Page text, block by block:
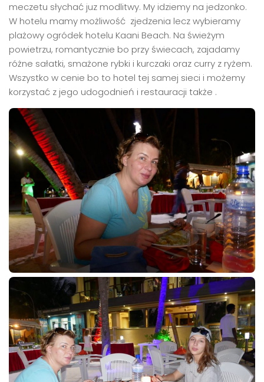
meczetu słychać juz modlitwy. My idziemy na jedzonko.
W hotelu mamy możliwość zjedzenia lecz wybieramy
plażowy ogródek hotelu Kaani Beach. Na świeżym
powietrzu, romantycznie bo przy świecach, zajadamy
różne sałatki, smażone rybki i kurczaki oraz curry z ryżem.
Wszystko w cenie bo to hotel tej samej sieci i możemy
korzystać z jego udogodnień i restauracji także .